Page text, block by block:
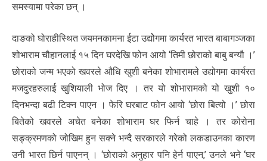
समस्यामा परेका छन् ।
दाङको घोराहीस्थित जयमनकामना ईटा उद्योेगमा कार्यरत भारत बाबागञ्जका
शोभाराम चौहानलाई १५ दिन घरदेखि फोन आयो ‘तिमी छोराको बाबु बन्यौ ।’
छोराको जन्म भएको खवरले औधि खुशी बनेका शोभारामले उद्योगमा कार्यरत
मजदुरहरुलाई खुशियाली भोज दिए । तर यो शोभारामको यो खुशी १०
दिनभन्दा बढी टिक्न पाएन । फेरि घरबाट फोन आयो ‘छोरा बित्यो ।’ छोरा
बितेको खवरले अचेत बनेका शोभाराम घर फिर्न चाहे । तर कोरोना
सङ्क्रमणको जोखिम हुन सक्ने भन्दै सरकारले गरेको लकडाउनका कारण
उनी भारत छिर्न पाएनन् । ‘छोराको अनुहार पनि हेर्न पाएन,’ उनले भने ‘घर